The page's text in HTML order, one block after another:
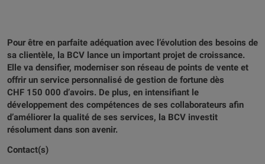
Pour être en parfaite adéquation avec l’évolution des besoins de
sa clientèle, la BCV lance un important projet de croissance.
Elle va densifier, moderniser son réseau de points de vente et
offrir un service personnalisé de gestion de fortune dès
CHF 150 000 d’avoirs. De plus, en intensifiant le
développement des compétences de ses collaborateurs afin
d’améliorer la qualité de ses services, la BCV investit
résolument dans son avenir.
Contact(s)